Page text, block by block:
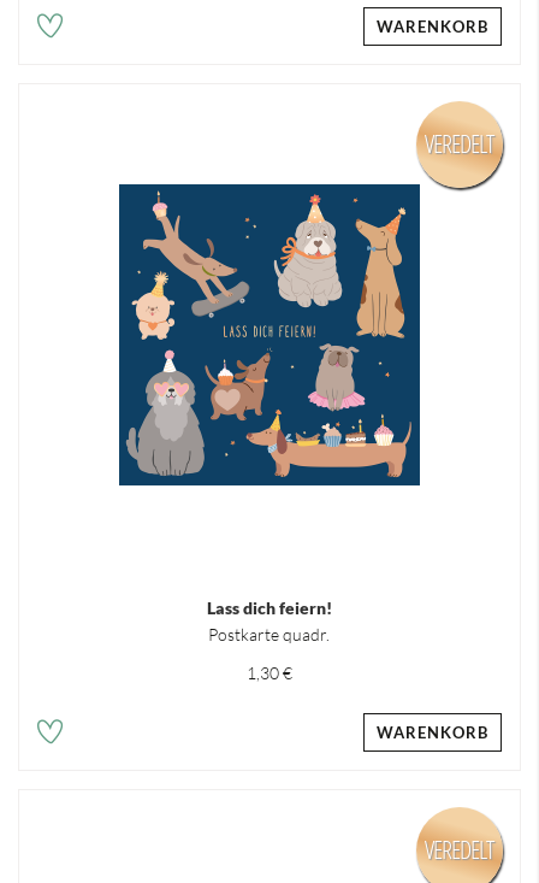
WARENKORB
Lass dich feiern!
Postkarte quadr.
1,30 €
VEREDELT
WARENKORB
VEREDELT